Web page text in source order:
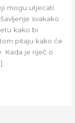
mogu utjecati
svakako
kako bi
pitaju kako će
Kada je riječ o